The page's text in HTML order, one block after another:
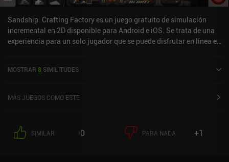
Sandship: Crafting Factory es un juego gratuito de simulación
incremental en 2D disponible para Android e iOS. Se trata de una
experiencia para un solo jugador que se puede disfrutar en línea en
mayo de 2020 y tiene una valoración actual de 4,5 sobre 5,0 en
MOSTRAR 8 SIMILITUDES
MÁS JUEGOS COMO ESTE
SIMILAR 0 PARA NADA +1